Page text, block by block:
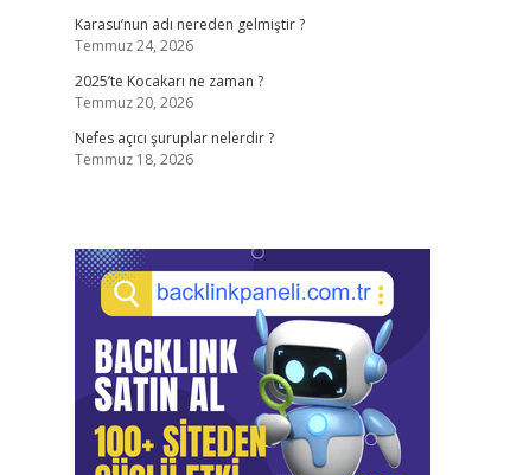
Karasu’nun adı nereden gelmiştir ?
Temmuz 24, 2026
2025’te Kocakarı ne zaman ?
Temmuz 20, 2026
Nefes açıcı şuruplar nelerdir ?
Temmuz 18, 2026